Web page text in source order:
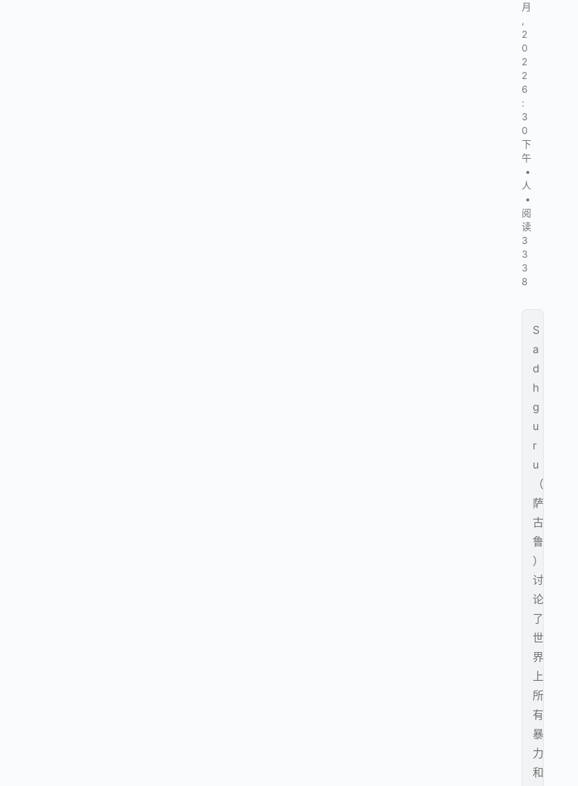
月
,
2
0
2
2
6
:
3
0
下
午
•
人
•
阅
读
3
3
3
8
S
a
d
h
g
u
r
u
（
萨
古
鲁
）
讨
论
了
世
界
上
所
有
暴
力
和